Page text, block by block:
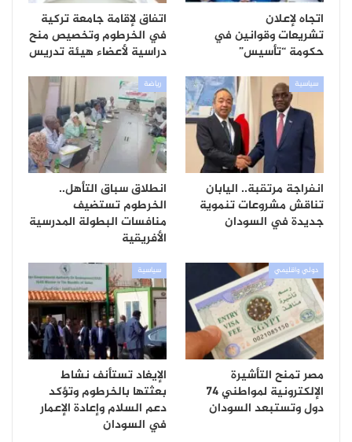
اتجاه لإعلان
تشريعات وقوانين في
حكومة “تأسيس”
اتفاق لإقامة جامعة تركية
في الخرطوم وتخصيص منح
دراسية لأعضاء هيئة تدريس
سياسية
انفراجة مرتقبة.. اليابان
تناقش مشروعات تنموية
جديدة في السودان
رياضة
انطلاق سباق التأهل..
الخرطوم تستضيف
منافسات البطولة المدرسية
الأفريقية
دولي واقليمي
مصر تمنح التأشيرة
الإلكترونية لمواطني 74
دول وتستبعد السودان
سياسية
الإيغاد تستأنف نشاط
بعثتها بالخرطوم وتؤكد
دعم السلام وإعادة الإعمار
في السودان